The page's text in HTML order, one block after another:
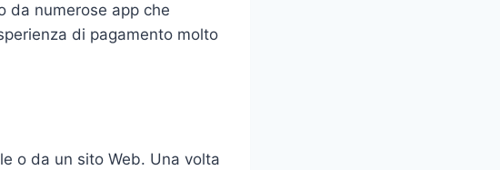
da numerose app che
di pagamento molto
o da un sito Web. Una volta